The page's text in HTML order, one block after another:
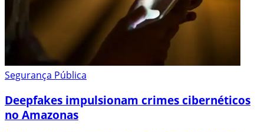
Segurança Pública
Deepfakes impulsionam crimes cibernéticos
no Amazonas